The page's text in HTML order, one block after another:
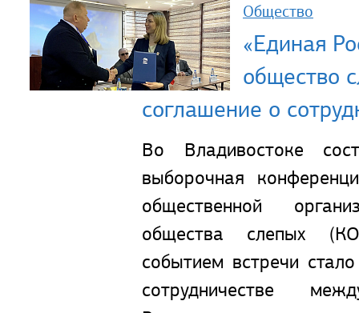
Общество
«Единая
общество
соглашение о
Во Владивостоке
выборочная
общественной
общества слепых
событием встречи
сотрудничестве